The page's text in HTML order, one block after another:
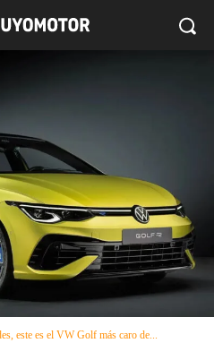
este es el VW Golf más caro de...